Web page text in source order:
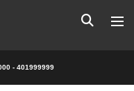
- 401999999